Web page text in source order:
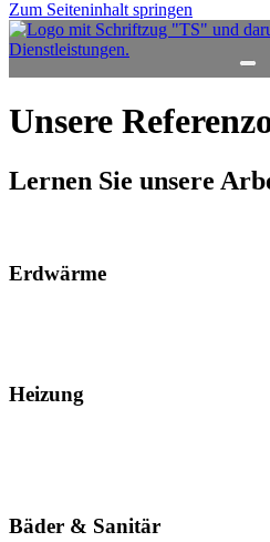
Zum Seiteninhalt springen
Unsere
Lernen Sie unsere
Erdwärme
Heizung
Bäder & Sanitär